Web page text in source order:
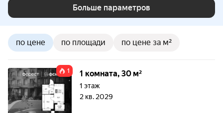
Больше параметров
по цене по площади по цене за м²
1 1 комната, 30 м²
1 этаж
2 кв. 2029